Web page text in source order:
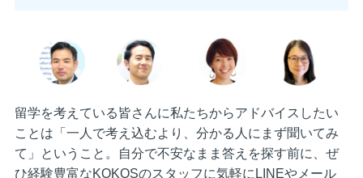
留学を考えている皆さんに私たちからアドバイスしたい
ことは「一人で考え込むより、分かる人にまず聞いてみ
て」ということ。自分で不安なまま答えを探す前に、ぜ
ひ経験豊富なKOKOSのスタッフに気軽にLINEやメール